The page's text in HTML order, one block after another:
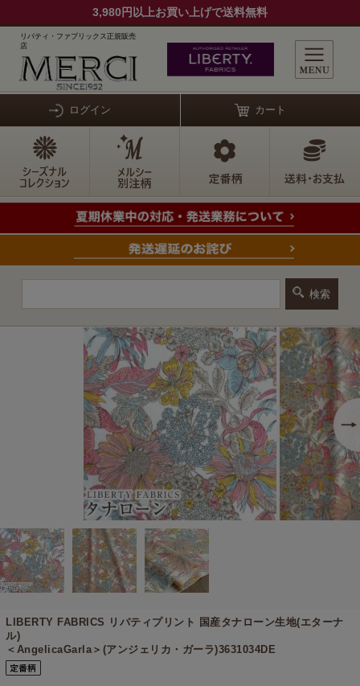
3,980円以上お買い上げで送料無料
リバティ・ファブリックス正規販売
店
ログイン カート
LIBERTY FABRICS リバティプリント 国産タナローン生地(エターナ
ル)
＜AngelicaGarla＞(アンジェリカ・ガーラ)3631034DE